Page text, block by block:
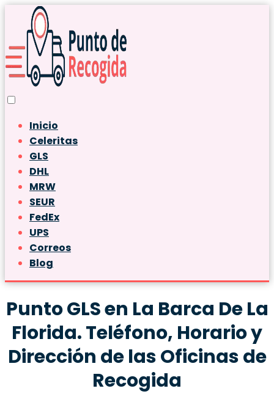
Inicio
Celeritas
GLS
DHL
MRW
SEUR
FedEx
UPS
Correos
Blog
Punto GLS en La Barca De La
Florida. Teléfono, Horario y
Dirección de las Oficinas de
Recogida